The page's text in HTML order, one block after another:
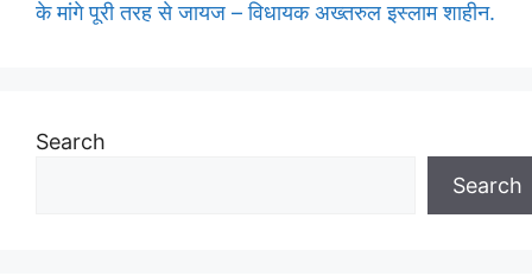
के मांगे पूरी तरह से जायज – विधायक अख्तरुल इस्लाम शाहीन.
Search
Search